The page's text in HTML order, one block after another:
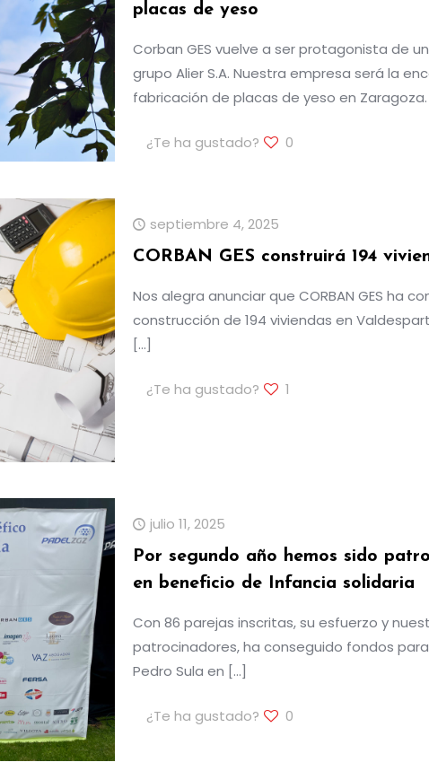
placas de yeso
Corban GES vuelve a ser protagonista de
grupo Alier S.A. Nuestra empresa será la
fabricación de placas de yeso en Zaragoza.
¿Te ha gustado? 0
septiembre 4, 2025
CORBAN GES construirá 194
Nos alegra anunciar que CORBAN GES ha
construcción de 194 viviendas en
[…]
¿Te ha gustado? 1
julio 11, 2025
Por segundo año hemos sido
en beneficio de Infancia solidaria
Con 86 parejas inscritas, su esfuerzo y
patrocinadores, ha conseguido fondos
Pedro Sula en […]
¿Te ha gustado? 0